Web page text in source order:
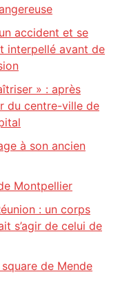
accident et se
interpellé avant de
» : après
du centre-ville de
à son ancien
Montpellier
: un corps
s’agir de celui de
de Mende